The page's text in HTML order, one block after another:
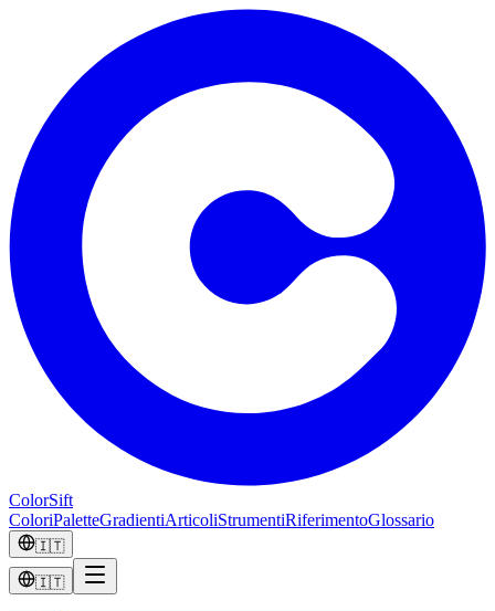
ColorSift
ColoriPaletteGradientiArticoliStrumentiRiferimentoGlossario
🇮🇹
🇮🇹